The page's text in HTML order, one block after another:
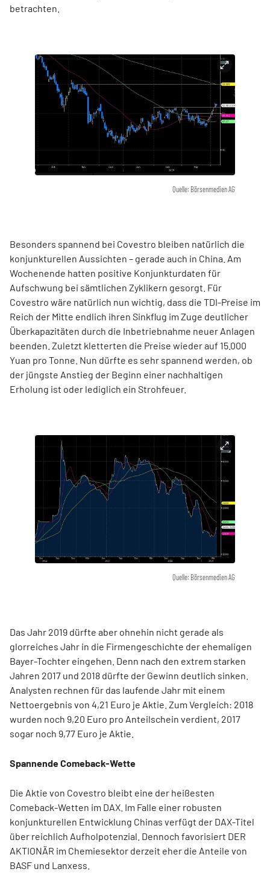
betrachten.
Quelle: Börsenmedien AG
Besonders spannend bei Covestro bleiben natürlich die
konjunkturellen Aussichten – gerade auch in China. Am
Wochenende hatten positive Konjunkturdaten für
Aufschwung bei sämtlichen Zyklikern gesorgt. Für
Covestro wäre natürlich nun wichtig, dass die TDI-Preise im
Reich der Mitte endlich ihren Sinkflug im Zuge deutlicher
Überkapazitäten durch die Inbetriebnahme neuer Anlagen
beenden. Zuletzt kletterten die Preise wieder auf 15.000
Yuan pro Tonne. Nun dürfte es sehr spannend werden, ob
der jüngste Anstieg der Beginn einer nachhaltigen
Erholung ist oder lediglich ein Strohfeuer.
Quelle: Börsenmedien AG
Das Jahr 2019 dürfte aber ohnehin nicht gerade als
glorreiches Jahr in die Firmengeschichte der ehemaligen
Bayer-Tochter eingehen. Denn nach den extrem starken
Jahren 2017 und 2018 dürfte der Gewinn deutlich sinken.
Analysten rechnen für das laufende Jahr mit einem
Nettoergebnis von 4,21 Euro je Aktie. Zum Vergleich: 2018
wurden noch 9,20 Euro pro Anteilschein verdient, 2017
sogar noch 9,77 Euro je Aktie.
Spannende Comeback-Wette
Die Aktie von Covestro bleibt eine der heißesten
Comeback-Wetten im DAX. Im Falle einer robusten
konjunkturellen Entwicklung Chinas verfügt der DAX-Titel
über reichlich Aufholpotenzial. Dennoch favorisiert DER
AKTIONÄR im Chemiesektor derzeit eher die Anteile von
BASF und Lanxess.